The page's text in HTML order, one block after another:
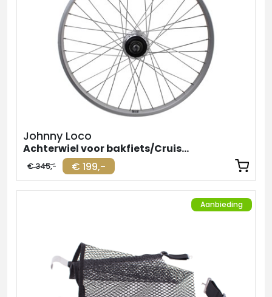
Johnny Loco
Achterwiel voor bakfiets/Cruiser Shimano Nexus 7
€ 199,-
€ 345,-
Aanbieding